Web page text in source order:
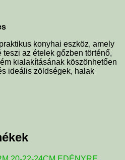
praktikus konyhai eszköz, amely
az ételek gőzben történő,
kialakításának köszönhetően
ideális zöldségek, halak